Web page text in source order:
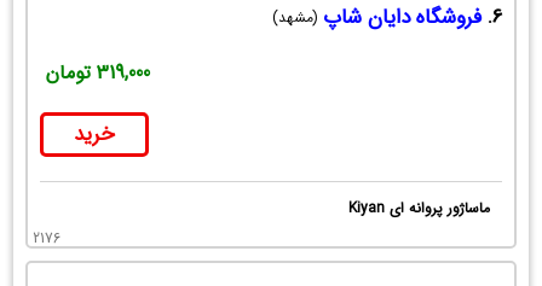
6. فروشگاه دایان شاپ (مشهد)
319,000 تومان
خرید
ماساژور پروانه ای Kiyan
2176